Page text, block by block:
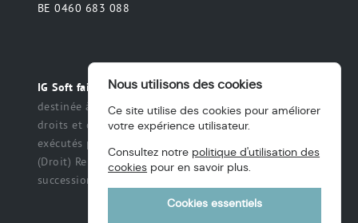
BE 0460 683 088
IG Soft fait partie du groupe MAS. Toute déclaration
destinée à préciser ou de délimiter le champ des
droits et des obligations qui peuvent être exercés et
exécutés par les parties dans une relation légale.
(Droit) Renonciation à un titre, des intérêts, une
succession ou une fiducie, etc.
Nous utilisons des cookies
Ce site utilise des cookies pour améliorer
votre expérience utilisateur.
Consultez notre politique d'utilisation des
cookies pour en savoir plus.
Cookies essentiels